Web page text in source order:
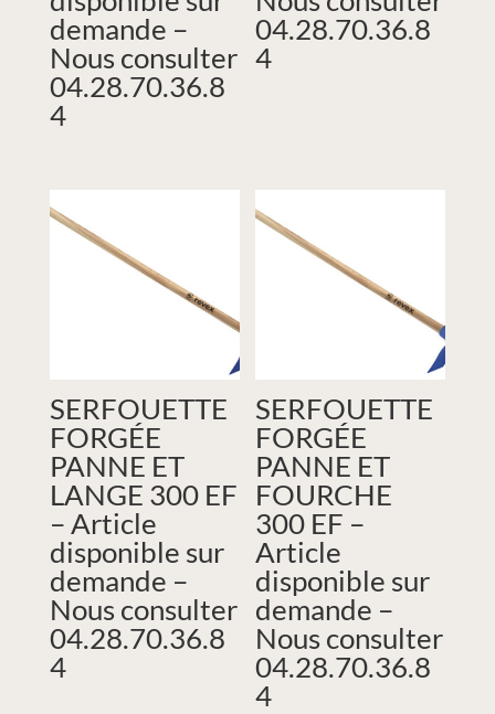
demande –
Nous consulter
04.28.70.36.8
4
04.28.70.36.8
4
SERFOUETTE
FORGÉE
PANNE ET
LANGE 300 EF
– Article
disponible sur
demande –
Nous consulter
04.28.70.36.8
4
SERFOUETTE
FORGÉE
PANNE ET
FOURCHE
300 EF –
Article
disponible sur
demande –
Nous consulter
04.28.70.36.8
4